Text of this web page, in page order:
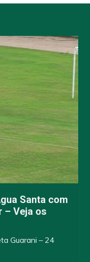
Santa com
– Veja os
Guarani – 24